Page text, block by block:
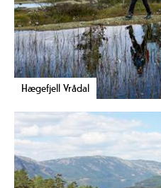
Hægefjell Vrådal